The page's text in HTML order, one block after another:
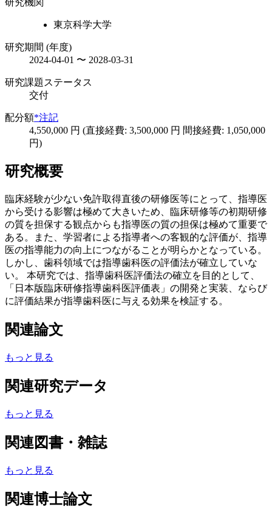
東京科学大学
研究期間 (年度)
2024-04-01 〜 2028-03-31
研究課題ステータス
交付
配分額*注記
4,550,000 円 (直接経費: 3,500,000 円 間接経費: 1,050,000
円)
研究概要
臨床経験が少ない免許取得直後の研修医等にとって、指導医
から受ける影響は極めて大きいため、臨床研修等の初期研修
の質を担保する観点からも指導医の質の担保は極めて重要で
ある。また、学習者による指導者への客観的な評価が、指導
医の指導能力の向上につながることが明らかとなっている。
しかし、歯科領域では指導歯科医の評価法が確立していな
い。 本研究では、指導歯科医評価法の確立を目的として、
「日本版臨床研修指導歯科医評価表」の開発と実装、ならび
に評価結果が指導歯科医に与える効果を検証する。
関連論文
もっと見る
関連研究データ
もっと見る
関連図書・雑誌
もっと見る
関連博士論文